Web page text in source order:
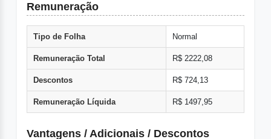
Remuneração
Tipo de Folha Normal
Remuneração Total R$ 2222,08
Descontos R$ 724,13
Remuneração Líquida R$ 1497,95
Vantagens / Adicionais / Descontos